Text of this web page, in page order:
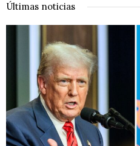
Últimas noticias